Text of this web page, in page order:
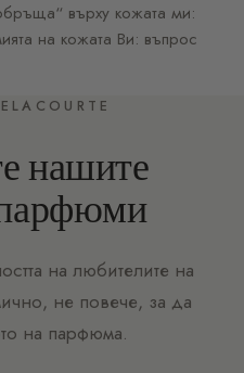
върху кожата ми:
на кожата Ви: въпрос
нашите
на любителите на
не повече, за да
на парфюма.